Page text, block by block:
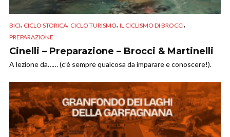
BICI, CICLO STORICA, CICLO TURISMO, IL CICLISMO DI BROCCI,
PREPARAZIONE
Cinelli – Preparazione – Brocci & Martinelli
A lezione da…… (c’è sempre qualcosa da imparare e conoscere!).